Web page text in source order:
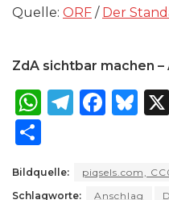
Quelle: ORF / Der
ZdA sichtbar machen
W
ts
T
g
F
e
B
s
ar
Bildquelle:
piqsels.com,
Schlagworte:
Anschlag